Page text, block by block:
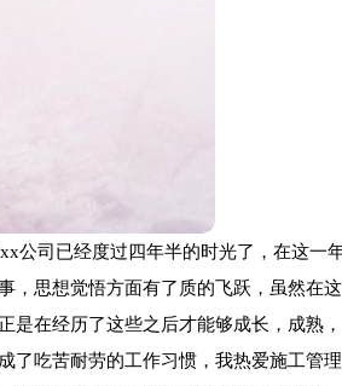
公司已经度过四年半的时光了，在这一
，思想觉悟方面有了质的飞跃，虽然在这
是在经历了这些之后才能够成长，成熟，
了吃苦耐劳的工作习惯，我热爱施工管理